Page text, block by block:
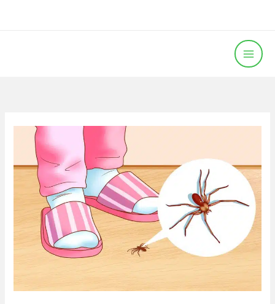
المحتوى